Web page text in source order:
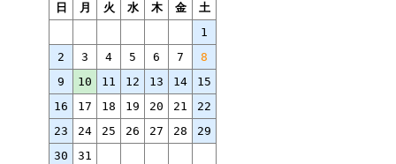
日
月 火 水 木 金
土
1
2
3 4 5 6 7
8
9
10 11 12 13 14
15
16
17 18 19 20 21
22
23
24 25 26 27 28
29
30
31